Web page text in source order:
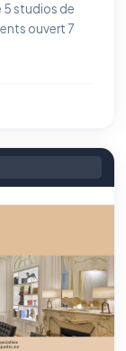
un
5 studios de
ouvert 7